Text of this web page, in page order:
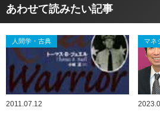
あわせて読みたい記事
人間学・古典
2011.07.12
マネ